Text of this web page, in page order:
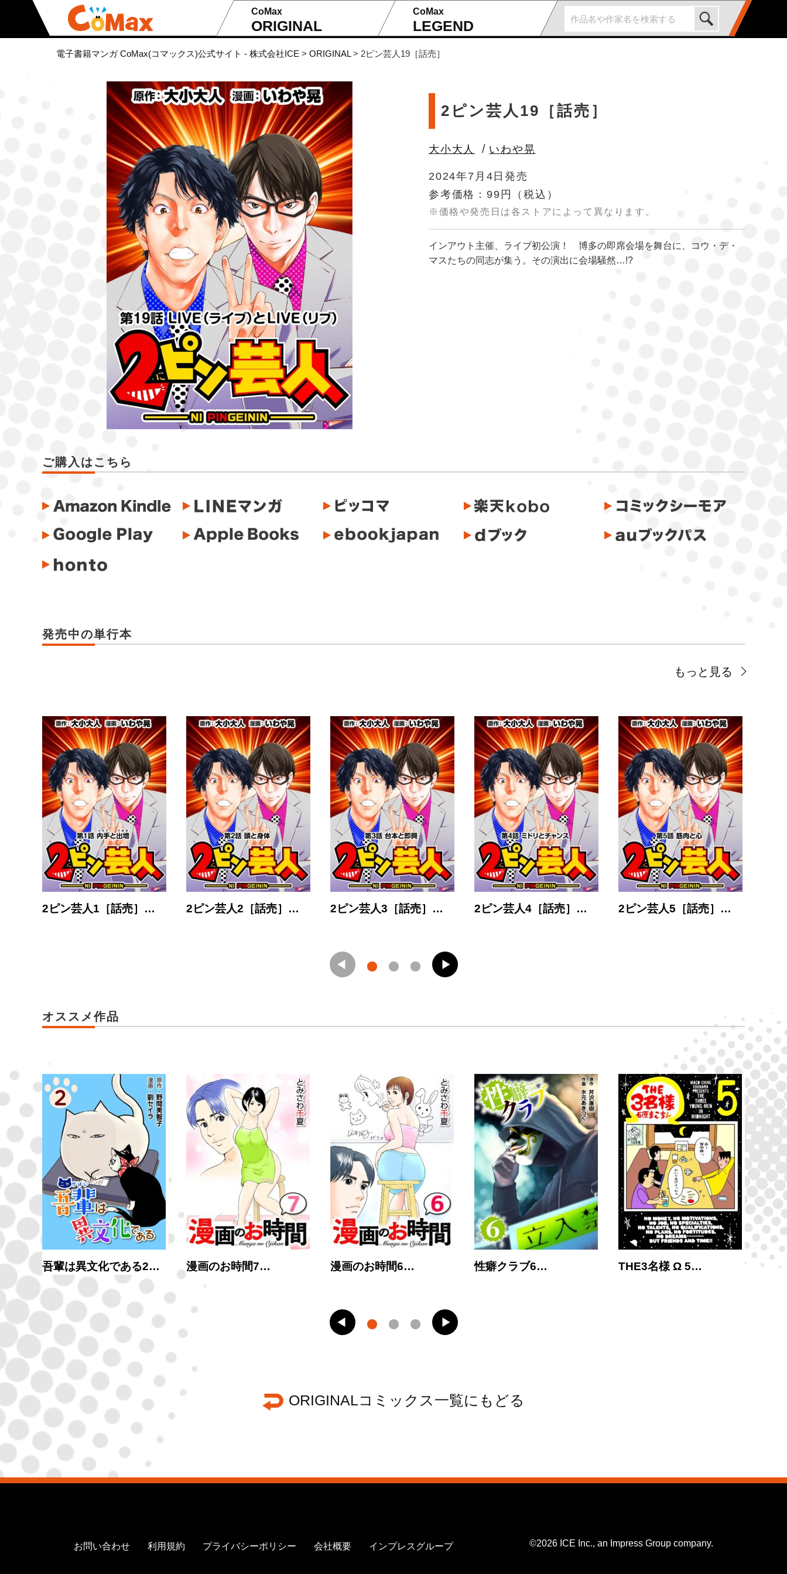
CoMax
ORIGINAL
CoMax
LEGEND
電子書籍マンガ CoMax(コマックス)公式サイト - 株式会社ICE > ORIGINAL> 2ピン芸人19［話売］
2ピン芸人19［話売］
大小大人 / いわや晃
2024年7月4日発売
参考価格：99円
（税込）
※価格や発売日は各ストアによって異なります。
インアウト主催、ライブ初公演！ 博多の即席会場を舞台に、コウ・デ・
マスたちの同志が集う。その演出に会場騒然…!?
ご購入はこちら
発売中の単行本
もっと見る
2ピン芸人1［話売］… 2ピン芸人2［話売］… 2ピン芸人3［話売］… 2ピン芸人4［話売］… 2ピン芸人5［話売］…
オススメ作品
吾輩は異文化である2… 漫画のお時間7… 漫画のお時間6… 性癖クラブ6… THE3名様 Ω 5…
ORIGINALコミックス一覧にもどる
お問い合わせ 利用規約 プライバシーポリシー 会社概要 インプレスグループ ©2026 ICE Inc., an Impress Group company.